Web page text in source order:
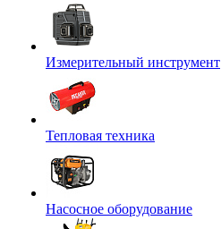
Измерительный инструмент
Тепловая техника
Насосное оборудование